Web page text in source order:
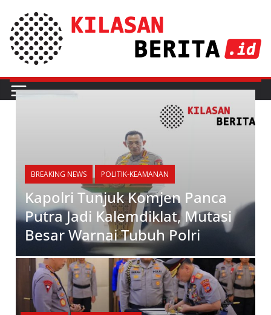
BREAKING NEWS POLITIK-KEAMANAN
Kapolri Tunjuk Komjen Panca
Putra Jadi Kalemdiklat, Mutasi
Besar Warnai Tubuh Polri